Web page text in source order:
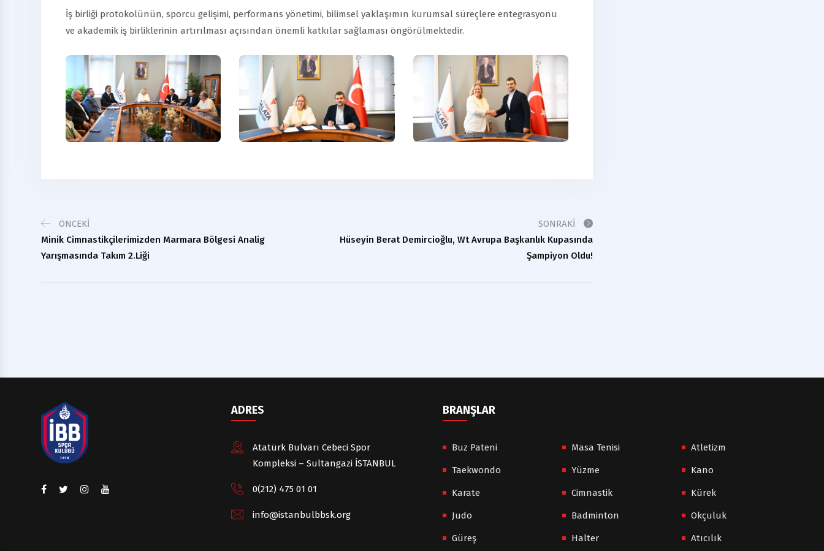
İş birliği protokolünün, sporcu gelişimi, performans yönetimi, bilimsel yaklaşımın kurumsal süreçlere entegrasyonu
ve akademik iş birliklerinin artırılması açısından önemli katkılar sağlaması öngörülmektedir.
ÖNCEKI
Minik Cimnastikçilerimizden Marmara Bölgesi Analig
Yarışmasında Takım 2.liği
SONRAKI
Hüseyin Berat Demircioğlu, Wt Avrupa Başkanlık Kupasında
Şampiyon Oldu!
ADRES
Atatürk Bulvarı Cebeci Spor
Kompleksi – Sultangazi İSTANBUL
0(212) 475 01 01
info@istanbulbbsk.org
BRANŞLAR
Buz Pateni
Taekwondo
Karate
Judo
Güreş
Masa Tenisi
Yüzme
Cimnastik
Badminton
Halter
Atletizm
Kano
Kürek
Okçuluk
Atıcılık